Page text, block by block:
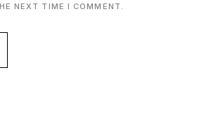
NEXT TIME I COMMENT.